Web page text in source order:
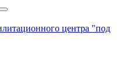
центра "под